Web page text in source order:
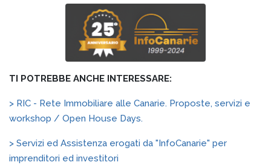
TI POTREBBE ANCHE INTERESSARE:
> RIC - Rete Immobiliare alle Canarie. Proposte, servizi e
workshop / Open House Days.
> Servizi ed Assistenza erogati da "InfoCanarie" per
imprenditori ed investitori